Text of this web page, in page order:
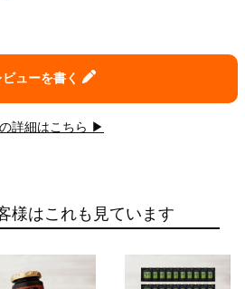
ビューを書く
詳細はこちら ▶
様はこれも見ています